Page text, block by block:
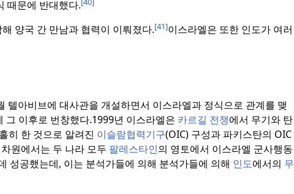
때문에 반대했다.
양국 간 만남과 협력이 이뤄졌다.[41]이스라엘은 또한 인도가 여러
텔아비브에 대사관을 개설하면서 이스라엘과 정식으로 관계를 맺
그 이후로 번창했다.1999년 이스라엘은 카르길 전쟁에서 무기와 탄
히 한 것으로 알려진 이슬람협력기구(OIC) 구성과 파키스탄의 OIC
원에서는 두 나라 모두 팔레스타인의 영토에서 이스라엘 군사행동
성공했는데, 이는 분석가들에 의해 분석가들에 의해 인도에서의 무